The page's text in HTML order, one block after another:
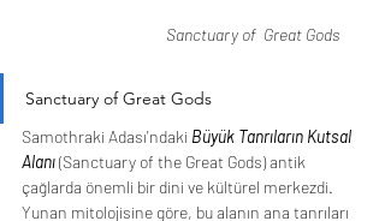
Sanctuary of  Great Gods
Sanctuary of Great Gods
Samothraki Adası'ndaki Büyük Tanrıların Kutsal
Alanı (Sanctuary of the Great Gods) antik
çağlarda önemli bir dini ve kültürel merkezdi.
Yunan mitolojisine göre, bu alanın ana tanrıları